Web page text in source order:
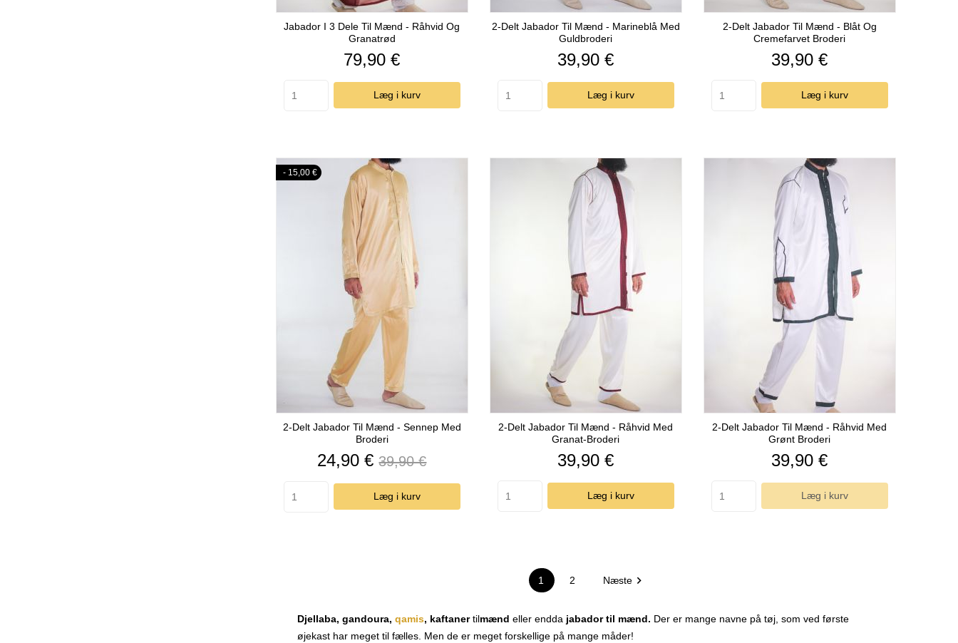
Jabador I 3 Dele Til Mænd - Råhvid Og
Granatrød
Pris
79,90 €
Læg i kurv
2-Delt Jabador Til Mænd - Marineblå Med
Guldbroderi
Pris
39,90 €
Læg i kurv
2-Delt Jabador Til Mænd - Blåt Og
Cremefarvet Broderi
Pris
39,90 €
Læg i kurv
2-Delt Jabador Til Mænd - Sennep Med
Broderi
Pris
24,90 € Almindelig
pris
39,90 €
Læg i kurv
- 15,00 €
2-Delt Jabador Til Mænd - Råhvid Med
Granat-Broderi
Pris
39,90 €
Læg i kurv
2-Delt Jabador Til Mænd - Råhvid Med
Grønt Broderi
Pris
39,90 €
Læg i kurv
1 2 Næste 
Djellaba, gandoura, qamis, kaftanertilmænd eller endda jabador til mænd. Der er mange navne på tøj, som ved første
øjekast har meget til fælles. Men de er meget forskellige på mange måder!